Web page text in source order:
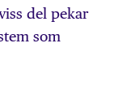
del pekar
som